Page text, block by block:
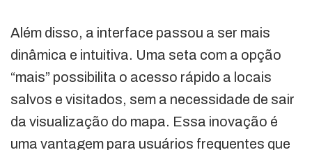
Além disso, a interface passou a ser mais
dinâmica e intuitiva. Uma seta com a opção
“mais” possibilita o acesso rápido a locais
salvos e visitados, sem a necessidade de sair
da visualização do mapa. Essa inovação é
uma vantagem para usuários frequentes que